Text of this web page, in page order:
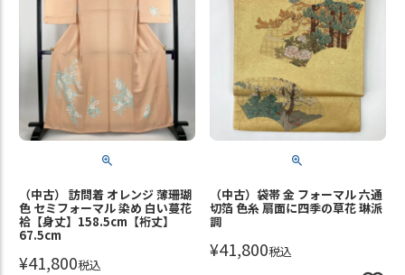
（中古） 訪問着 オレンジ 薄珊瑚
色 セミフォーマル 染め 白い蔓花
袷【身丈】158.5cm【裄丈】
67.5cm
¥41,800税込
（中古）袋帯 金 フォーマル 六通
切箔 色糸 扇面に四季の草花 琳派
調
¥41,800税込